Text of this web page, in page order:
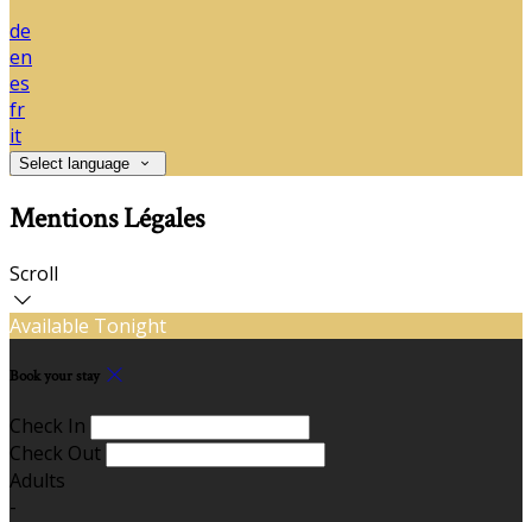
de
en
es
fr
it
Select language
Mentions Légales
Scroll
Available Tonight
Book your stay
Check In
Check Out
Adults
-